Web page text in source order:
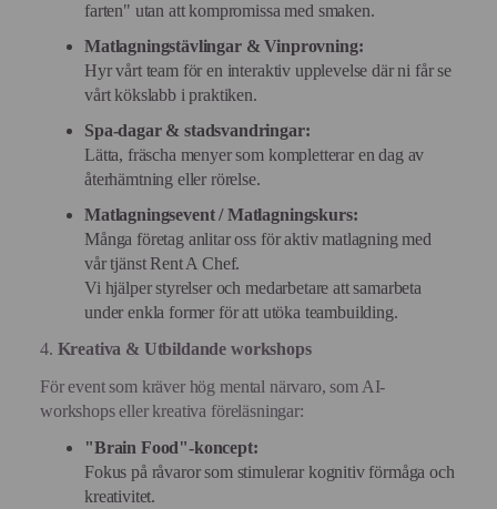
farten" utan att kompromissa med smaken.
Matlagningstävlingar & Vinprovning:
Hyr vårt team för en interaktiv upplevelse där ni får se
vårt kökslabb i praktiken.
Spa-dagar & stadsvandringar:
Lätta, fräscha menyer som kompletterar en dag av
återhämtning eller rörelse.
Matlagningsevent / Matlagningskurs:
Många företag anlitar oss för aktiv matlagning med
vår tjänst Rent A Chef.
Vi hjälper styrelser och medarbetare att samarbeta
under enkla former för att utöka teambuilding.
4. Kreativa & Utbildande workshops
För event som kräver hög mental närvaro, som AI-
workshops eller kreativa föreläsningar:
"Brain Food"-koncept:
Fokus på råvaror som stimulerar kognitiv förmåga och
kreativitet.